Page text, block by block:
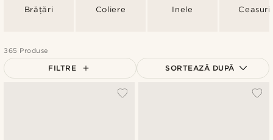
Brățări Coliere Inele Ceasuri
365 Produse
FILTRE SORTEAZĂ DUPĂ